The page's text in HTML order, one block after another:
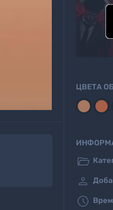
ЦВЕТА


